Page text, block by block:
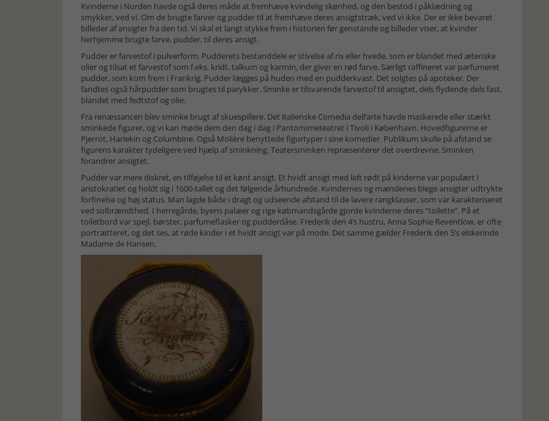
Kvinderne i Norden havde også deres måde at fremhæve kvindelig skønhed, og den bestod i påklædning og
smykker, ved vi. Om de brugte farver og pudder til at fremhæve deres ansigtstræk, ved vi ikke. Der er ikke bevaret
billeder af ansigter fra den tid. Vi skal et langt stykke frem i historien før genstande og billeder viser, at kvinder
herhjemme brugte farve, pudder, til deres ansigt.
Pudder er farvestof i pulverform. Pudderets bestanddele er stivelse af ris eller hvede, som er blandet med æteriske
olier og tilsat et farvestof som f.eks. kridt, talkum og karmin, der giver en rød farve. Særligt raffineret var parfumeret
pudder, som kom frem i Frankrig. Pudder lægges på huden med en pudderkvast. Det solgtes på apoteker. Der
fandtes også hårpudder som brugtes til parykker. Sminke er tilsvarende farvestof til ansigtet, dels flydende dels fast,
blandet med fedtstof og olie.
Fra renæssancen blev sminke brugt af skuespillere. Det italienske Comedia dell’arte havde maskerede eller stærkt
sminkede figurer, og vi kan møde dem den dag i dag i Pantomimeteatret i Tivoli i København. Hovedfigurerne er
Pjerrot, Harlekin og Columbine. Også Molière benyttede figurtyper i sine komedier. Publikum skulle på afstand se
figurens karakter tydeligere ved hjælp af sminkning. Teatersminken repræsenterer det overdrevne. Sminken
forandrer ansigtet.
Pudder var mere diskret, en tilføjelse til et kønt ansigt. Et hvidt ansigt med lidt rødt på kinderne var populært i
aristokratiet og holdt sig i 1600-tallet og det følgende århundrede. Kvindernes og mændenes blege ansigter udtrykte
forfinelse og høj status. Man lagde både i dragt og udseende afstand til de lavere rangklasser, som var karakteriseret
ved solbrændthed. I herregårde, byens palæer og rige købmandsgårde gjorde kvinderne deres ”toilette”. På et
toiletbord var spejl, børster, parfumeflasker og pudderdåse. Frederik den 4’s hustru, Anna Sophie Reventlow, er ofte
portrætteret, og det ses, at røde kinder i et hvidt ansigt var på mode. Det samme gælder Frederik den 5’s elskerinde
Madame de Hansen.